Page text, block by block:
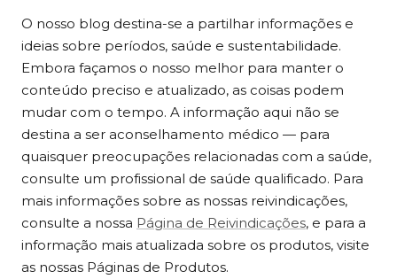
O nosso blog destina-se a partilhar informações e
ideias sobre períodos, saúde e sustentabilidade.
Embora façamos o nosso melhor para manter o
conteúdo preciso e atualizado, as coisas podem
mudar com o tempo. A informação aqui não se
destina a ser aconselhamento médico — para
quaisquer preocupações relacionadas com a saúde,
consulte um profissional de saúde qualificado. Para
mais informações sobre as nossas reivindicações,
consulte a nossa Página de Reivindicações, e para a
informação mais atualizada sobre os produtos, visite
as nossas Páginas de Produtos.